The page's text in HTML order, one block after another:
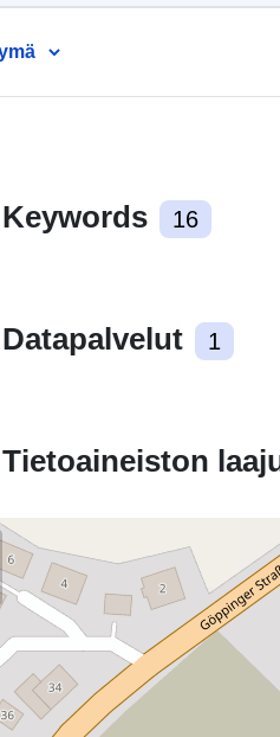
Keywords 16
Datapalvelut 1
Tietoaineiston